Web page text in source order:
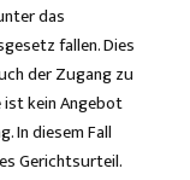
das
fallen. Dies
der Zugang zu
ist kein Angebot
In diesem Fall
Gerichtsurteil.